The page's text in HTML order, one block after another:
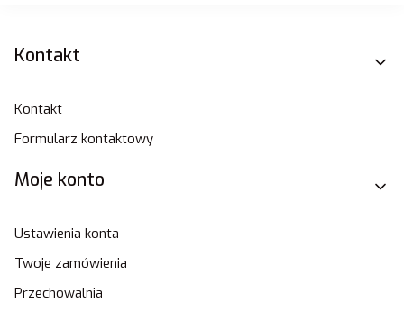
Linki w stopce
Kontakt
Kontakt
Formularz kontaktowy
Moje konto
Ustawienia konta
Twoje zamówienia
Przechowalnia